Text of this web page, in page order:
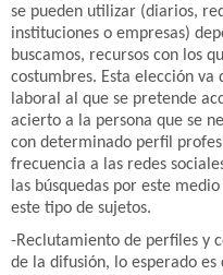
se pueden utilizar (diarios,
instituciones o empresas)
buscamos, recursos con los
costumbres. Esta elección
laboral al que se pretende
acierto a la persona que se
con determinado perfil
frecuencia a las redes
las búsquedas por este
este tipo de sujetos.
-Reclutamiento de perfiles y
de la difusión, lo esperado